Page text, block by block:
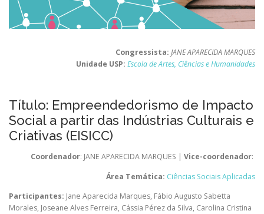
Congressista: JANE APARECIDA MARQUES
Unidade USP: Escola de Artes, Ciências e Humanidades
Título: Empreendedorismo de Impacto
Social a partir das Indústrias Culturais e
Criativas (EISICC)
Coordenador: JANE APARECIDA MARQUES | Vice-coordenador:
Área Temática: Ciências Sociais Aplicadas
Participantes: Jane Aparecida Marques, Fábio Augusto Sabetta
Morales, Joseane Alves Ferreira, Cássia Pérez da Silva, Carolina Cristina